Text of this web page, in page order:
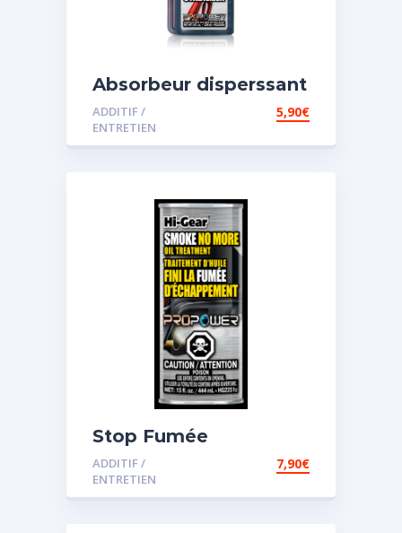
Absorbeur disperssant
d’eau pour carburant
ADDITIF /
ENTRETIEN
5,90€
Stop Fumée
ADDITIF /
ENTRETIEN
7,90€